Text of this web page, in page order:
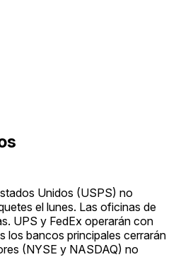
Unidos (USPS) no
el lunes. Las oficinas de
UPS y FedEx operarán con
los bancos principales cerrarán
(NYSE y NASDAQ) no